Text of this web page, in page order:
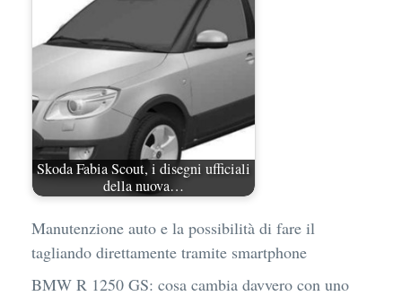
Skoda Fabia Scout, i disegni ufficiali
della nuova…
Manutenzione auto e la possibilità di fare il
tagliando direttamente tramite smartphone
BMW R 1250 GS: cosa cambia davvero con uno